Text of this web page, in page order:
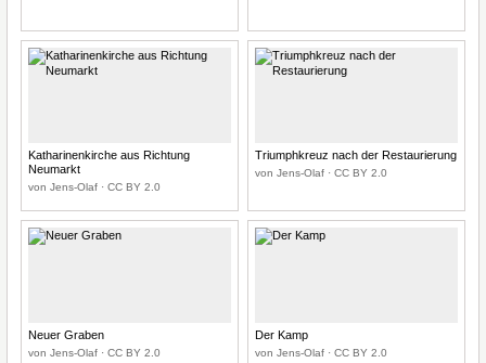
Katharinenkirche aus Richtung
Neumarkt
von Jens-Olaf · CC BY 2.0
Triumphkreuz nach der Restaurierung
von Jens-Olaf · CC BY 2.0
Neuer Graben
von Jens-Olaf · CC BY 2.0
Der Kamp
von Jens-Olaf · CC BY 2.0